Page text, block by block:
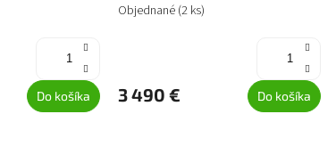
Do košíka
Objednané (2 ks)
3 490 € Do košíka